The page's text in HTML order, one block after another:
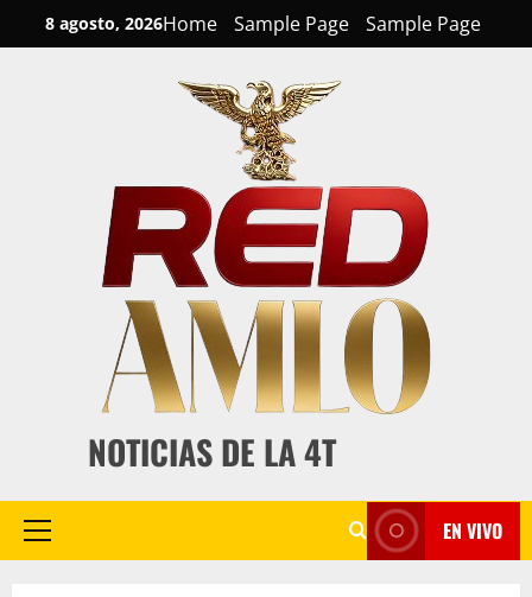
to
8 agosto, 2026Home Sample Page Sample Page
NOTICIAS DE LA 4T
Primary
EN VIVO